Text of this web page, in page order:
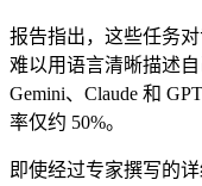
报告指出，这些任务
难以用语言清晰描述
Gemini、Claude 和
率仅约 50%。
即使经过专家撰写的